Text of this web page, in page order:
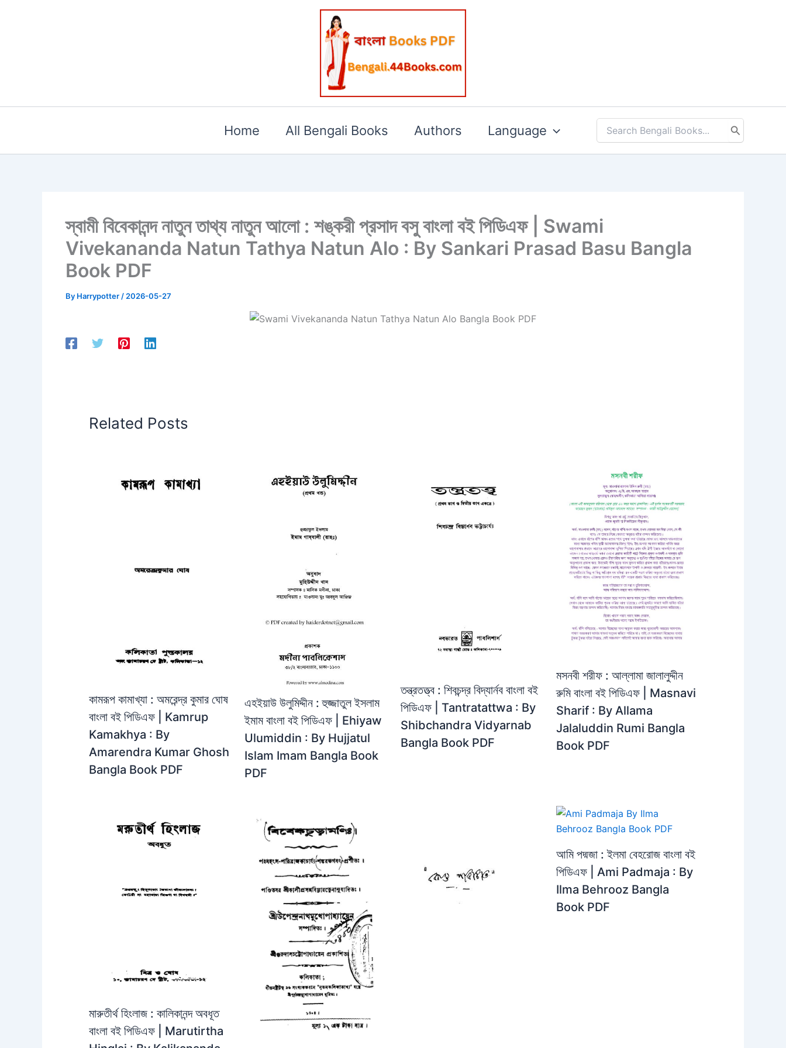
Home All Bengali Books Authors Language
Search
স্বামী বিবেকানন্দ নাতুন তাথ্য নাতুন আলো : শঙ্করী প্রসাদ বসু বাংলা বই পিডিএফ | Swami
Vivekananda Natun Tathya Natun Alo : By Sankari Prasad Basu Bangla
Book PDF
By Harrypotter / 2026-05-27
Related Posts
কামরূপ কামাখ্যা : অমরেন্দ্র কুমার ঘোষ
বাংলা বই পিডিএফ | Kamrup
Kamakhya : By
Amarendra Kumar Ghosh
Bangla Book PDF
এহইয়াউ উলুমিদ্দীন : হুজ্জাতুল ইসলাম
ইমাম বাংলা বই পিডিএফ | Ehiyaw
Ulumiddin : By Hujjatul
Islam Imam Bangla Book
PDF
তন্ত্রতত্ত্ব : শিবচন্দ্র বিদ্যার্নব বাংলা বই
পিডিএফ | Tantratattwa : By
Shibchandra Vidyarnab
Bangla Book PDF
মসনবী শরীফ : আল্লামা জালালুদ্দীন
রুমি বাংলা বই পিডিএফ | Masnavi
Sharif : By Allama
Jalaluddin Rumi Bangla
Book PDF
মারুতীর্থ হিংলাজ : কালিকানন্দ অবধূত
বাংলা বই পিডিএফ | Marutirtha
আমি পদ্মজা : ইলমা বেহরোজ বাংলা বই
পিডিএফ | Ami Padmaja : By
Ilma Behrooz Bangla
Book PDF